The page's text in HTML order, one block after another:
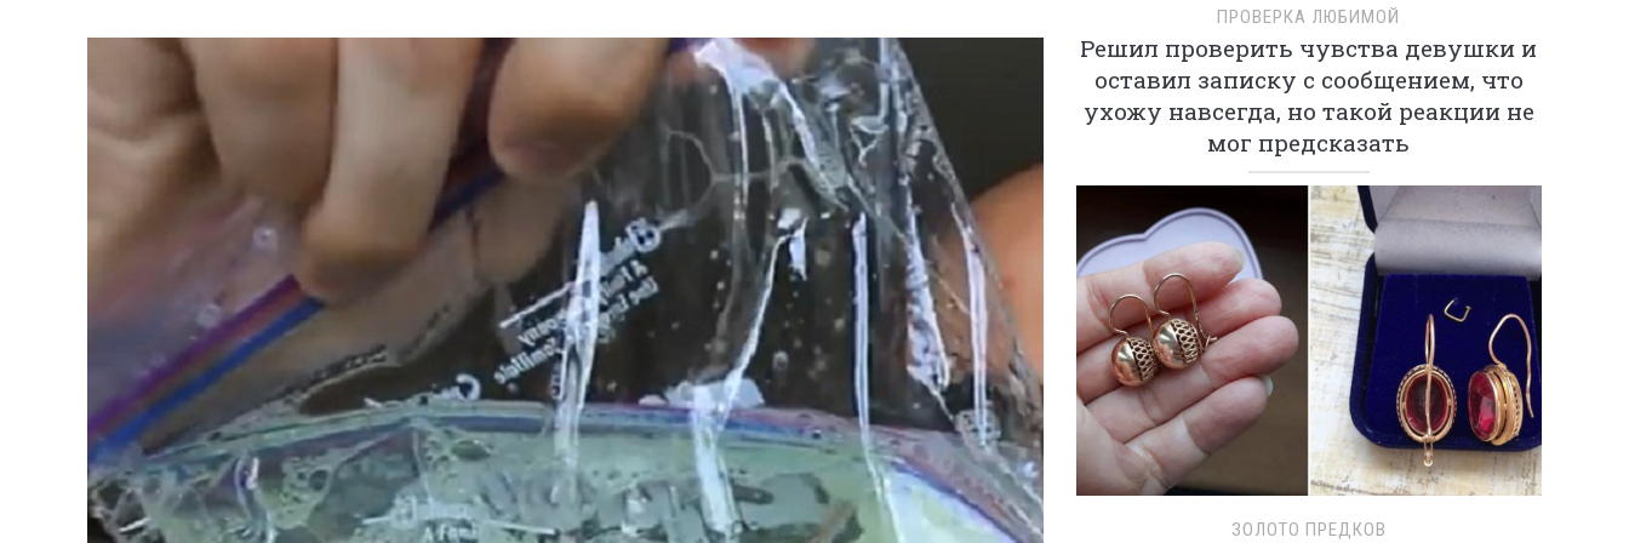
ПРОВЕРКА ЛЮБИМОЙ
Решил проверить чувства девушки и
оставил записку с сообщением, что
ухожу навсегда, но такой реакции не
мог предсказать
ЗОЛОТО ПРЕДКОВ